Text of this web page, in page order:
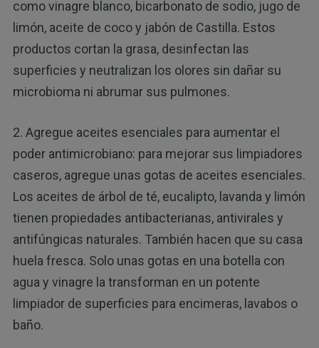
como vinagre blanco, bicarbonato de sodio, jugo de
limón, aceite de coco y jabón de Castilla. Estos
productos cortan la grasa, desinfectan las
superficies y neutralizan los olores sin dañar su
microbioma ni abrumar sus pulmones.
2. Agregue aceites esenciales para aumentar el
poder antimicrobiano: para mejorar sus limpiadores
caseros, agregue unas gotas de aceites esenciales.
Los aceites de árbol de té, eucalipto, lavanda y limón
tienen propiedades antibacterianas, antivirales y
antifúngicas naturales. También hacen que su casa
huela fresca. Solo unas gotas en una botella con
agua y vinagre la transforman en un potente
limpiador de superficies para encimeras, lavabos o
baño.